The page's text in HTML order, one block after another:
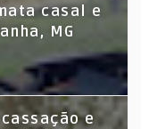
casal e
MG
e